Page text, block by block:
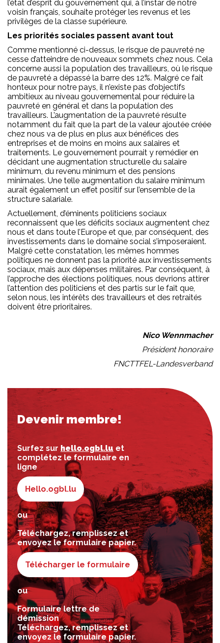
l’état d’esprit du gouvernement qui, à l’instar de notre
voisin français, souhaite protéger les revenus et les
privilèges de la classe supérieure.
Les priorités sociales passent avant tout
Comme mentionné ci-dessus, le risque de pauvreté ne
cesse d’atteindre de nouveaux sommets chez nous. Cela
concerne aussi la population des travailleurs, où le risque
de pauvreté a dépassé la barre des 12%. Malgré ce fait
honteux pour notre pays, il n’existe pas d’objectifs
ambitieux au niveau gouvernemental pour réduire la
pauvreté en général et dans la population des
travailleurs. L’augmentation de la pauvreté résulte
notamment du fait que la part de la valeur ajoutée créée
chez nous va de plus en plus aux bénéfices des
entreprises et de moins en moins aux salaires et
traitements. Le gouvernement pourrait y remédier en
décidant une augmentation structurelle du salaire
minimum, du revenu minimum et des pensions
minimales. Une telle augmentation du salaire minimum
aurait également un effet positif sur l’ensemble de la
structure salariale.
Actuellement, d’éminents politiciens sociaux
reconnaissent que les déficits sociaux augmentent chez
nous et dans toute l’Europe et que, par conséquent, des
investissements dans le domaine social s’imposeraient.
Malgré cette constatation, les mêmes hommes
politiques ne donnent pas la priorité aux investissements
sociaux, mais aux dépenses militaires. Par conséquent, à
l’approche des élections politiques, nous devrions attirer
l’attention des politiciens et des partis sur le fait que,
selon nous, les intérêts des travailleurs et des retraités
doivent être prioritaires.
Nico Wennmacher
Président honoraire
FNCTTFEL-Landesverband
Devenir membre!
Surfez sur hello.ogbl.lu et
complétez le formulaire en
ligne
Hello.ogbl.lu
ou
Téléchargez, remplissez et
envoyez le formulaire papier.
Télécharger le formulaire
ou
Formulaire lettre de
démission
Téléchargez, remplissez et
envoyez le formulaire papier.